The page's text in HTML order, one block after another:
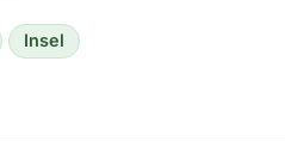
Insel